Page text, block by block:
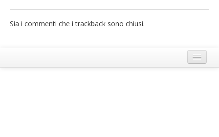
Sia i commenti che i trackback sono chiusi.